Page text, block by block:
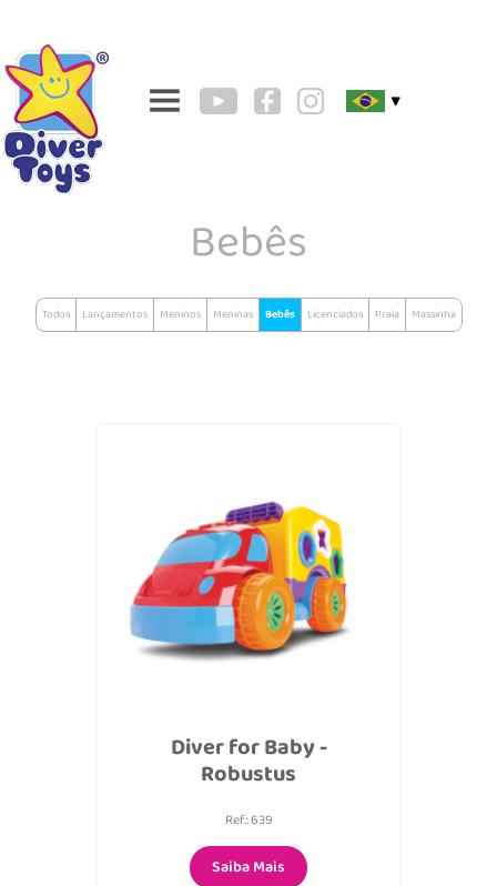
▼
Bebês
Todos Lançamentos Meninos Meninas Bebês Licenciados Praia Massinha
Diver for Baby -
Robustus
Ref.: 639
Saiba Mais